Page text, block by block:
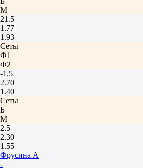
М
21.5
1.77
1.93
Сеты
Ф1
Ф2
-1.5
2.70
1.40
Сеты
Б
М
2.5
2.30
1.55
Фрусина А
-